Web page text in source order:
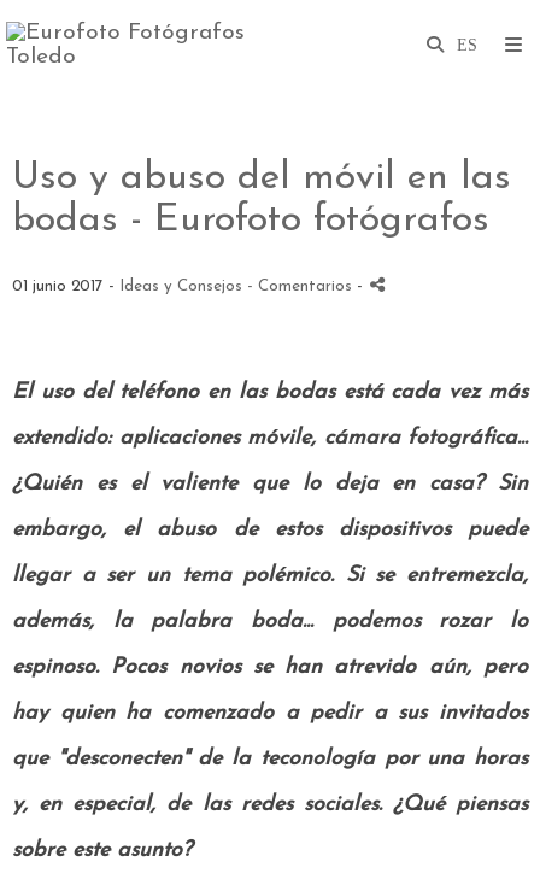
Uso y abuso del móvil en las
bodas - Eurofoto fotógrafos
01 junio 2017 - Ideas y Consejos - Comentarios -
El uso del teléfono en las bodas está cada vez más
extendido: aplicaciones móvile, cámara fotográfica...
¿Quién es el valiente que lo deja en casa? Sin
embargo, el abuso de estos dispositivos puede
llegar a ser un tema polémico. Si se entremezcla,
además, la palabra boda... podemos rozar lo
espinoso. Pocos novios se han atrevido aún, pero
hay quien ha comenzado a pedir a sus invitados
que "desconecten" de la teconología por una horas
y, en especial, de las redes sociales. ¿Qué piensas
sobre este asunto?